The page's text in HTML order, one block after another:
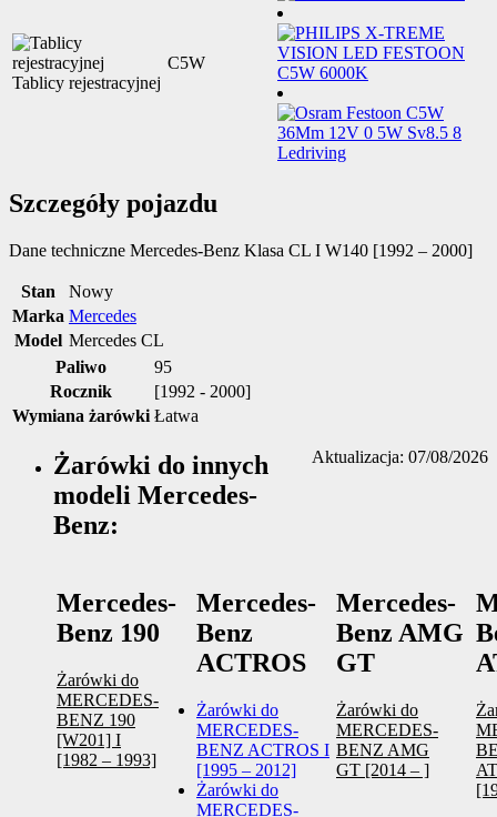
Tablicy rejestracyjnej
C5W
Szczegóły pojazdu
Dane techniczne Mercedes-Benz Klasa CL I W140 [1992 – 2000]
Stan
Nowy
Marka Mercedes
Model Mercedes CL
Paliwo
95
Rocznik
[1992 - 2000]
Wymiana żarówki Łatwa
Aktualizacja: 07/08/2026
Żarówki do innych
modeli Mercedes-
Benz:
Mercedes-
Benz 190
Żarówki do
MERCEDES-
BENZ 190
[W201] I
[1982 – 1993]
Mercedes-
Benz
ACTROS
Żarówki do
MERCEDES-
BENZ ACTROS I
[1995 – 2012]
Żarówki do
MERCEDES-
Mercedes-
Benz AMG
GT
Żarówki do
MERCEDES-
BENZ AMG
GT [2014 – ]